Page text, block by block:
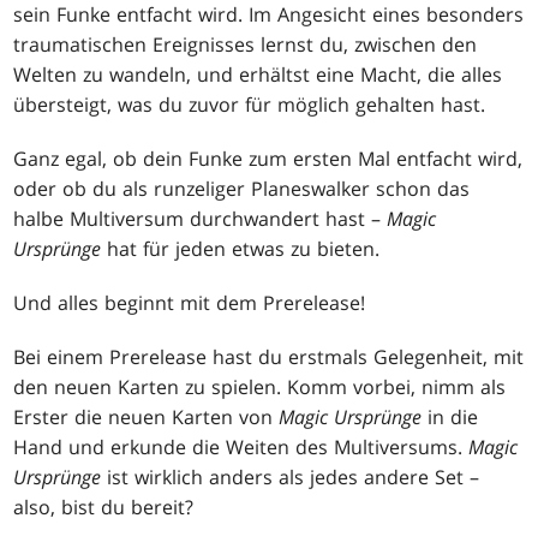
sein Funke entfacht wird. Im Angesicht eines besonders
traumatischen Ereignisses lernst du, zwischen den
Welten zu wandeln, und erhältst eine Macht, die alles
übersteigt, was du zuvor für möglich gehalten hast.
Ganz egal, ob dein Funke zum ersten Mal entfacht wird,
oder ob du als runzeliger Planeswalker schon das
halbe Multiversum durchwandert hast –Magic
Ursprünge hat für jeden etwas zu bieten.
Und alles beginnt mit dem Prerelease!
Bei einem Prerelease hast du erstmals Gelegenheit, mit
den neuen Karten zu spielen. Komm vorbei, nimm als
Erster die neuen Karten vonMagic Ursprünge in die
Hand und erkunde die Weiten des Multiversums.Magic
Ursprünge ist wirklich anders als jedes andere Set –
also, bist du bereit?